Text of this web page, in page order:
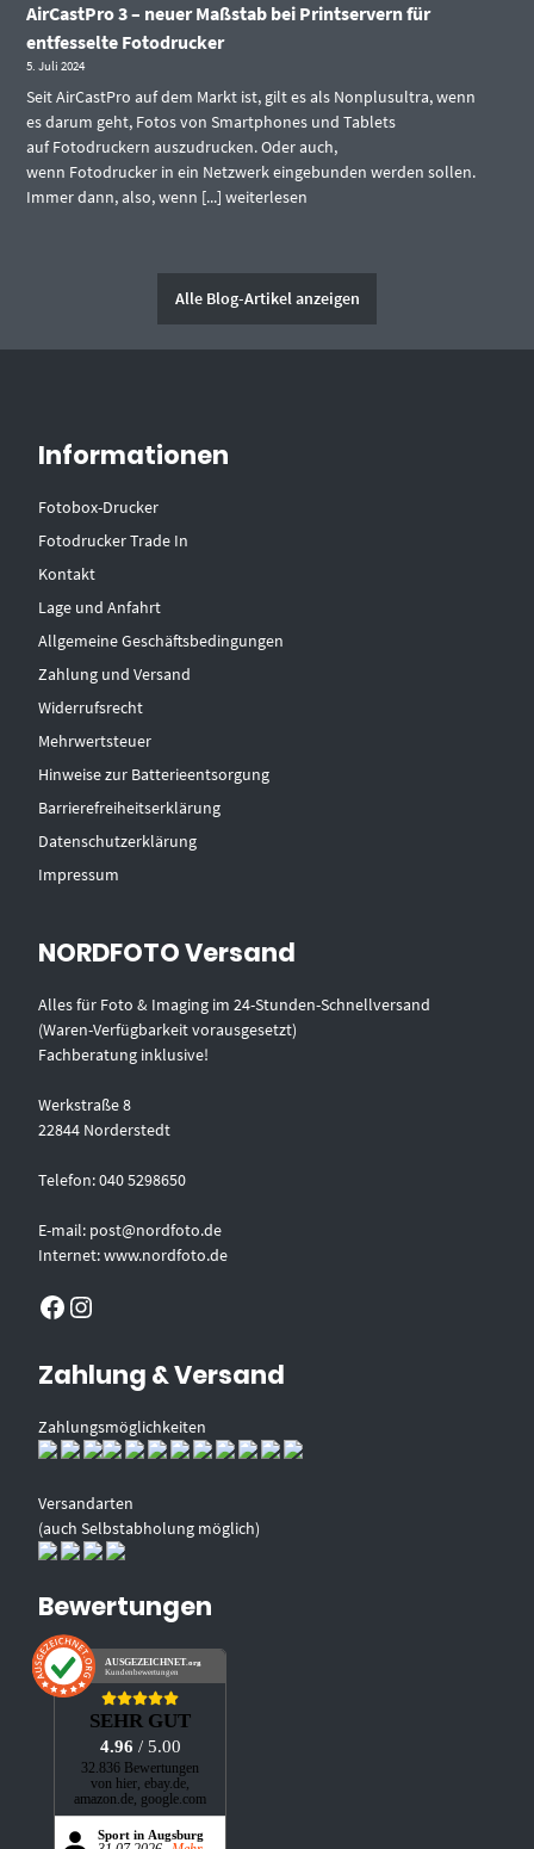
AirCastPro 3 – neuer Maßstab bei Printservern für
entfesselte Fotodrucker
5. Juli 2024
Seit AirCastPro auf dem Markt ist, gilt es als Nonplusultra, wenn
es darum geht, Fotos von Smartphones und Tablets
auf Fotodruckern auszudrucken. Oder auch,
wenn Fotodrucker in ein Netzwerk eingebunden werden sollen.
Immer dann, also, wenn [...]weiterlesen
Alle Blog-Artikel anzeigen
Informationen
Fotobox-Drucker
Fotodrucker Trade In
Kontakt
Lage und Anfahrt
Allgemeine Geschäftsbedingungen
Zahlung und Versand
Widerrufsrecht
Mehrwertsteuer
Hinweise zur Batterieentsorgung
Barrierefreiheitserklärung
Datenschutzerklärung
Impressum
NORDFOTO Versand
Alles für Foto & Imaging im 24-Stunden-Schnellversand
(Waren-Verfügbarkeit vorausgesetzt)
Fachberatung inklusive!
Werkstraße 8
22844 Norderstedt
Telefon: 040 5298650
E-mail: post@nordfoto.de
Internet: www.nordfoto.de
Facebook Instagram
Zahlung & Versand
Zahlungsmöglichkeiten
Versandarten
(auch Selbstabholung möglich)
Bewertungen
AUSGEZEICHNET .org
Kundenbewertungen
SEHR GUT
4.96 / 5.00
32.836 Bewertungen
von hier, ebay.de,
amazon.de, google.com
Sport in Augsburg